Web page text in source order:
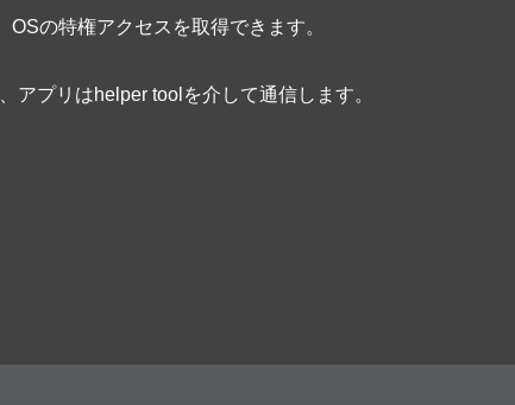
の特権アクセスを取得できます。
アプリはhelper toolを介して通信します。